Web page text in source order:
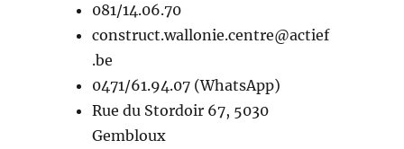
081/14.06.70
construct.wallonie.centre@actief
.be
0471/61.94.07 (WhatsApp)
Rue du Stordoir 67, 5030
Gembloux